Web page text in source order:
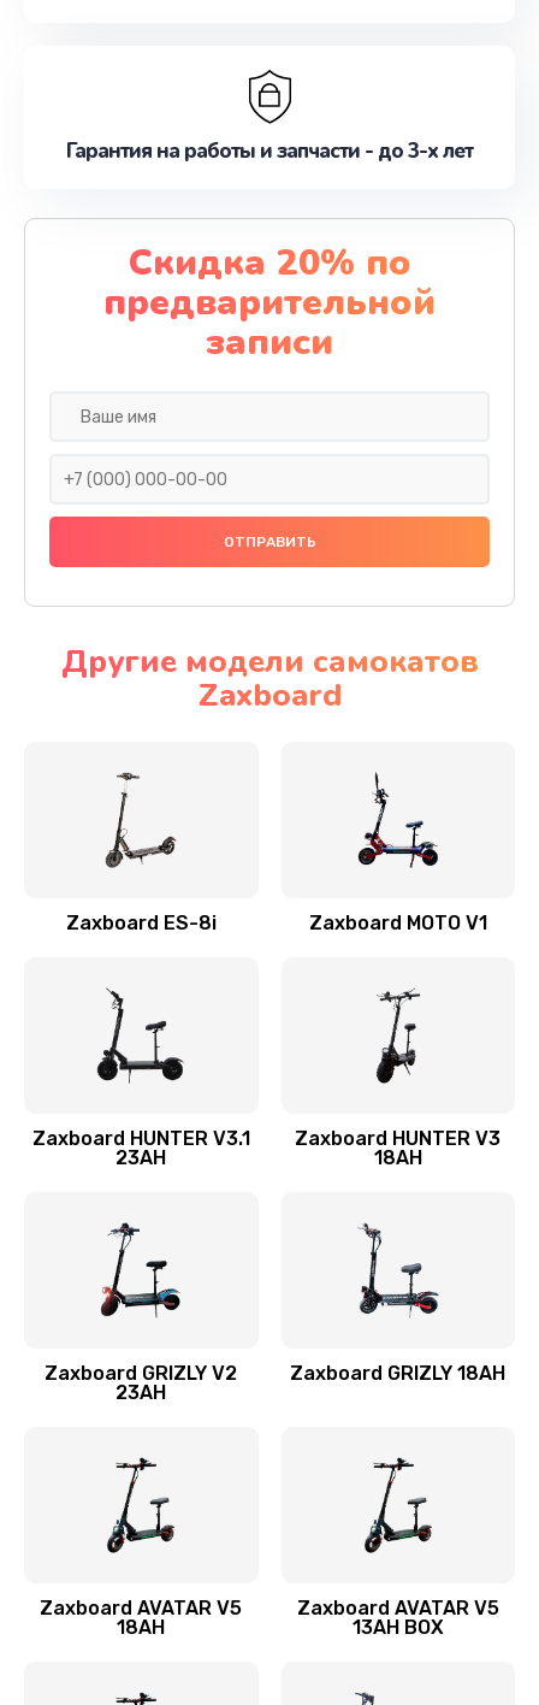
Гарантия на работы и запчасти - до 3-х лет
Скидка 20% по
предварительной
записи
Другие модели самокатов
Zaxboard
Zaxboard ES-8i Zaxboard MOTO V1
Zaxboard HUNTER V3.1
23AH
Zaxboard HUNTER V3
18AH
Zaxboard GRIZLY V2
23AH
Zaxboard GRIZLY 18AH
Zaxboard AVATAR V5
18AH
Zaxboard AVATAR V5
13AH BOX